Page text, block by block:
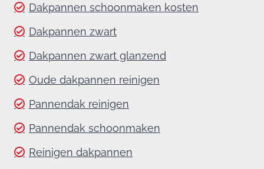
Dakpannen schoonmaken kosten
Dakpannen zwart
Dakpannen zwart glanzend
Oude dakpannen reinigen
Pannendak reinigen
Pannendak schoonmaken
Reinigen dakpannen